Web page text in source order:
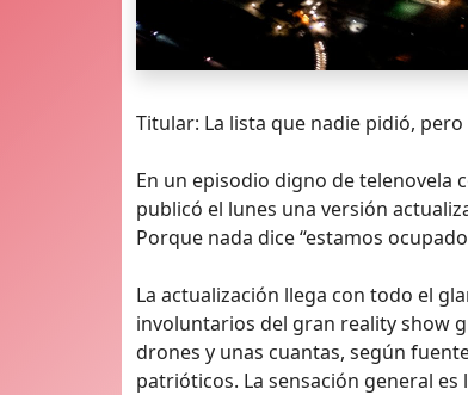
Titular: La lista que nadie pidió,
En un episodio digno de telenovela
publicó el lunes una versión
Porque nada dice “estamos
La actualización llega con todo el
involuntarios del gran reality show
drones y unas cuantas, según
patrióticos. La sensación general